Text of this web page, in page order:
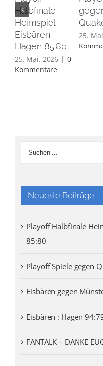
Halbfinale
Heimspiel
Eisbären :
Hagen 85:80
25. Mai. 2026 | 0
Kommentare
25.
Neueste Beiträge
Playoff Halbfinale
85:80
Playoff Spiele gegen
Eisbären gegen
Eisbären : Hagen
FANTALK – DANKE